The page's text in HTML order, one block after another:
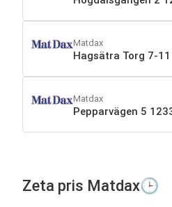
Matdax
Hagsätra Torg 7-
Matdax
Pepparvägen 5
Zeta pris Matdax🕒